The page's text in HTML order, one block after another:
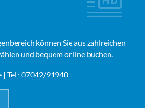
können Sie aus zahlreichen
und bequem online buchen.
| Tel.: 07042/91940